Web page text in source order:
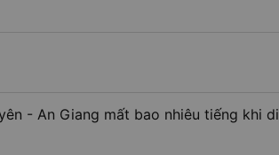
- An Giang mất bao nhiêu tiếng khi di